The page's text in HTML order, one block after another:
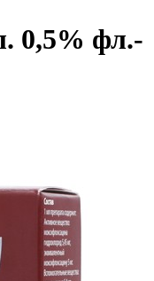
0,5% фл.-